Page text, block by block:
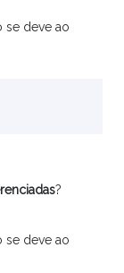
se deve ao
?
se deve ao